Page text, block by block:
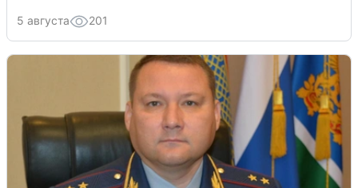
5 августа 201